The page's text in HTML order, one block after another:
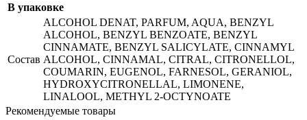
В упаковке
Состав
ALCOHOL DENAT, PARFUM, AQUA, BENZYL
ALCOHOL, BENZYL BENZOATE, BENZYL
CINNAMATE, BENZYL SALICYLATE, CINNAMYL
ALCOHOL, CINNAMAL, CITRAL, CITRONELLOL,
COUMARIN, EUGENOL, FARNESOL, GERANIOL,
HYDROXYCITRONELLAL, LIMONENE,
LINALOOL, METHYL 2-OCTYNOATE
Рекомендуемые товары